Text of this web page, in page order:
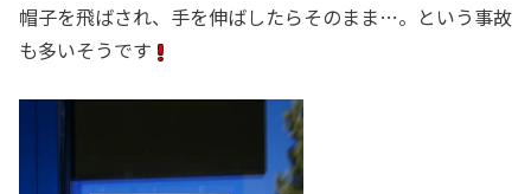
帽子を飛ばされ、手を伸ばしたらそのまま…。という事故
も多いそうです